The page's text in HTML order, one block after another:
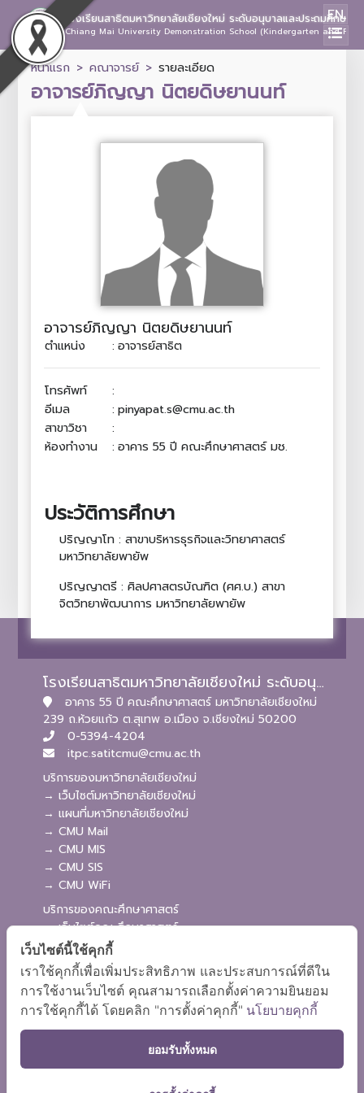
โรงเรียนสาธิตมหาวิทยาลัยเชียงใหม่ ระดับอนุบาลและประถมศึกษา
Chiang Mai University Demonstration School (Kindergarten and
EN
หน้าแรก คณาจารย์ รายละเอียด
อาจารย์ภิญญา นิตยดิษยานนท์
อาจารย์ภิญญา นิตยดิษยานนท์
ตำแหน่ง : อาจารย์สาธิต
โทรศัพท์
:
อีเมล
: pinyapat.s@cmu.ac.th
สาขาวิชา
:
ห้องทำงาน
: อาคาร 55 ปี คณะศึกษาศาสตร์ มช.
ประวัติการศึกษา
ปริญญาโท : สาขาบริหารธุรกิจและวิทยาศาสตร์
มหาวิทยาลัยพายัพ
ปริญญาตรี : ศิลปศาสตรบัณฑิต (ศศ.บ.) สาขา
จิตวิทยาพัฒนาการ มหาวิทยาลัยพายัพ
โรงเรียนสาธิตมหาวิทยาลัยเชียงใหม่ ระดับอนุบาลและประถมศึกษา
อาคาร 55 ปี คณะศึกษาศาสตร์ มหาวิทยาลัยเชียงใหม่
239 ถ.ห้วยแก้ว ต.สุเทพ อ.เมือง จ.เชียงใหม่ 50200
0-5394-4204
itpc.satitcmu@cmu.ac.th
บริการของมหาวิทยาลัยเชียงใหม่
→ เว็บไซต์มหาวิทยาลัยเชียงใหม่
→ แผนที่มหาวิทยาลัยเชียงใหม่
→ CMU Mail
→ CMU MIS
→ CMU SIS
→ CMU WiFi
บริการของคณะศึกษาศาสตร์
→ เว็บไซต์คณะศึกษาศาสตร์
→ ระบบจัดการเว็บไซต์
→ ระบบ Admission
→ EDU MIS
→ EDU SIS
เว็บไซต์นี้ใช้คุกกี้
เราใช้คุกกี้เพื่อเพิ่มประสิทธิภาพ และประสบการณ์ที่ดีใน
การใช้งานเว็บไซต์ คุณสามารถเลือกตั้งค่าความยินยอม
การใช้คุกกี้ได้ โดยคลิก "การตั้งค่าคุกกี้" นโยบายคุกกี้
ยอมรับทั้งหมด